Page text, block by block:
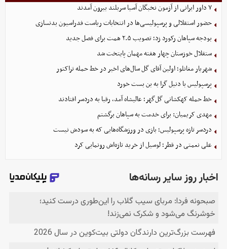
۷ داور ایرانی از آزمون نخبگان آسیا سربلند بیرون آمدند
حضور استقلالی و پرسپولیسی‌ها در انتخابات ریاست فدراسیون بدنسازی
بودجه سپاهان رکورد زد؛ تصویب ۲.۵ همت برای فصل جدید
ستقلال خوزستان چهار هفته مهمان پایتخت شد
شهریار مغانلو؛ اولین آقای گل سال‌های اخیر در خط حمله تراکتور
پرسپولیس با دنیل گرا به بن بست خورد
خط حمله کهکشانی گل‌گهر؛ عالیشاه آمد، رقبا به دردسر افتادند
مهدی کریمیان: برای خدمت به سپاهان برگشتم
دردسر تازه پرسپولیس؛ بازی در ورزشگاه‌هایی که به سودش نیست
علی نعمتی در قطر؛ لوسیل از خرید تازه‌اش رونمایی کرد